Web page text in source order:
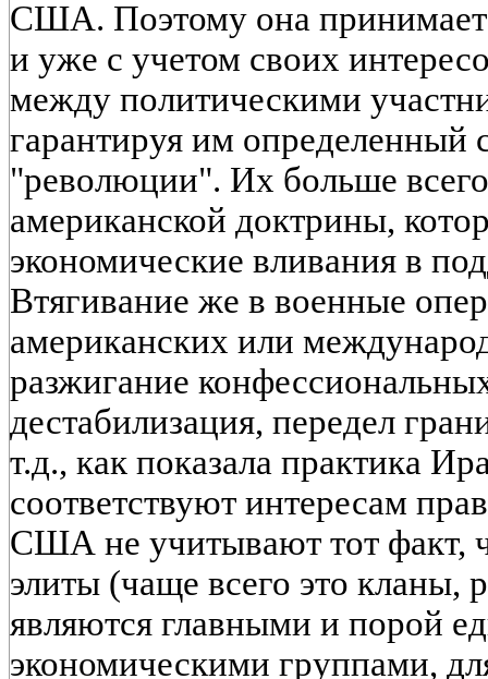
США. Поэтому она принимает
и уже с учетом своих
между политическими
гарантируя им определенный
"революции". Их больше всего
американской доктрины,
экономические вливания в
Втягивание же в военные
американских или
разжигание
дестабилизация, передел
т.д., как показала практика
соответствуют интересам
США не учитывают тот факт,
элиты (чаще всего это кланы,
являются главными и порой
экономическими группами,